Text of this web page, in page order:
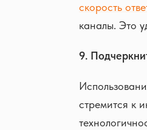
скорость
каналы. Это
9.
стремится к